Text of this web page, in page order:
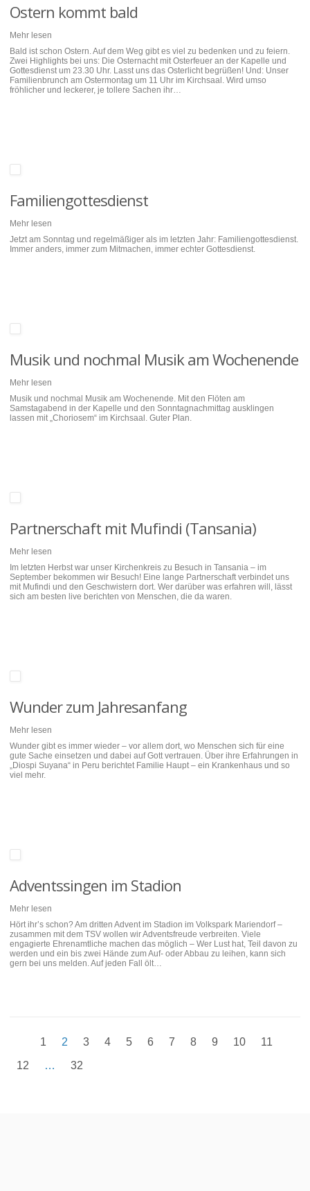
Ostern kommt bald
Mehr lesen
Bald ist schon Ostern. Auf dem Weg gibt es viel zu bedenken und zu feiern.
Zwei Highlights bei uns: Die Osternacht mit Osterfeuer an der Kapelle und
Gottesdienst um 23.30 Uhr. Lasst uns das Osterlicht begrüßen! Und: Unser
Familienbrunch am Ostermontag um 11 Uhr im Kirchsaal. Wird umso
fröhlicher und leckerer, je tollere Sachen ihr…
Familiengottesdienst
Mehr lesen
Jetzt am Sonntag und regelmäßiger als im letzten Jahr: Familiengottesdienst.
Immer anders, immer zum Mitmachen, immer echter Gottesdienst.
Musik und nochmal Musik am Wochenende
Mehr lesen
Musik und nochmal Musik am Wochenende. Mit den Flöten am
Samstagabend in der Kapelle und den Sonntagnachmittag ausklingen
lassen mit „Choriosem“ im Kirchsaal. Guter Plan.
Partnerschaft mit Mufindi (Tansania)
Mehr lesen
Im letzten Herbst war unser Kirchenkreis zu Besuch in Tansania – im
September bekommen wir Besuch! Eine lange Partnerschaft verbindet uns
mit Mufindi und den Geschwistern dort. Wer darüber was erfahren will, lässt
sich am besten live berichten von Menschen, die da waren.
Wunder zum Jahresanfang
Mehr lesen
Wunder gibt es immer wieder – vor allem dort, wo Menschen sich für eine
gute Sache einsetzen und dabei auf Gott vertrauen. Über ihre Erfahrungen in
„Diospi Suyana“ in Peru berichtet Familie Haupt – ein Krankenhaus und so
viel mehr.
Adventssingen im Stadion
Mehr lesen
Hört ihr’s schon? Am dritten Advent im Stadion im Volkspark Mariendorf –
zusammen mit dem TSV wollen wir Adventsfreude verbreiten. Viele
engagierte Ehrenamtliche machen das möglich – Wer Lust hat, Teil davon zu
werden und ein bis zwei Hände zum Auf- oder Abbau zu leihen, kann sich
gern bei uns melden. Auf jeden Fall ölt…
1 2 3 4 5 6 7 8 9 10
11
12
… 32